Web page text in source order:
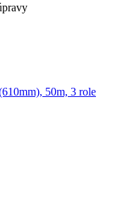
50m, 3 role